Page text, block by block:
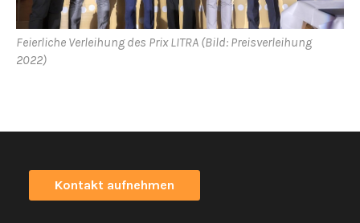
Feierliche Verleihung des Prix LITRA (Bild: Preisverleihung
2022)
Kontakt aufnehmen